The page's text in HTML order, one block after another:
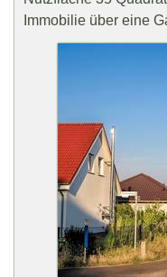
Immobilie über eine